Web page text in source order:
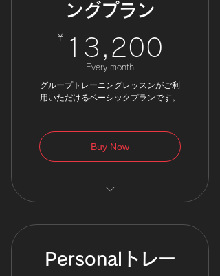
ングプラン
¥ 13,200
Every month
グループトレーニングレッスンがご利
用いただけるベーシックプランです。
Buy Now
施設フリー利用OK
Personalトレー